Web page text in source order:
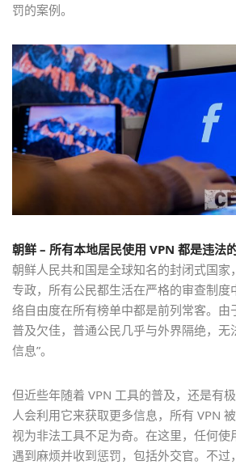
罚的案例。
朝鲜 – 所有本地居民使用 VPN 都是违法
朝鲜人民共和国是全球知名的封闭式国家
专政，所有公民都生活在严格的审查制度
络自由度在所有榜单中都是前列常客。由
普及欠佳，普通公民几乎与外界隔绝，无
信息”。
但近些年随着 VPN 工具的普及，还是有
人会利用它来获取更多信息，所有 VPN
视为非法工具不足为奇。在这里，任何使
遇到麻烦并收到惩罚，包括外交官。不过